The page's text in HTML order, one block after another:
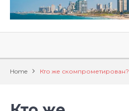
Home Кто же скомпрометирован?